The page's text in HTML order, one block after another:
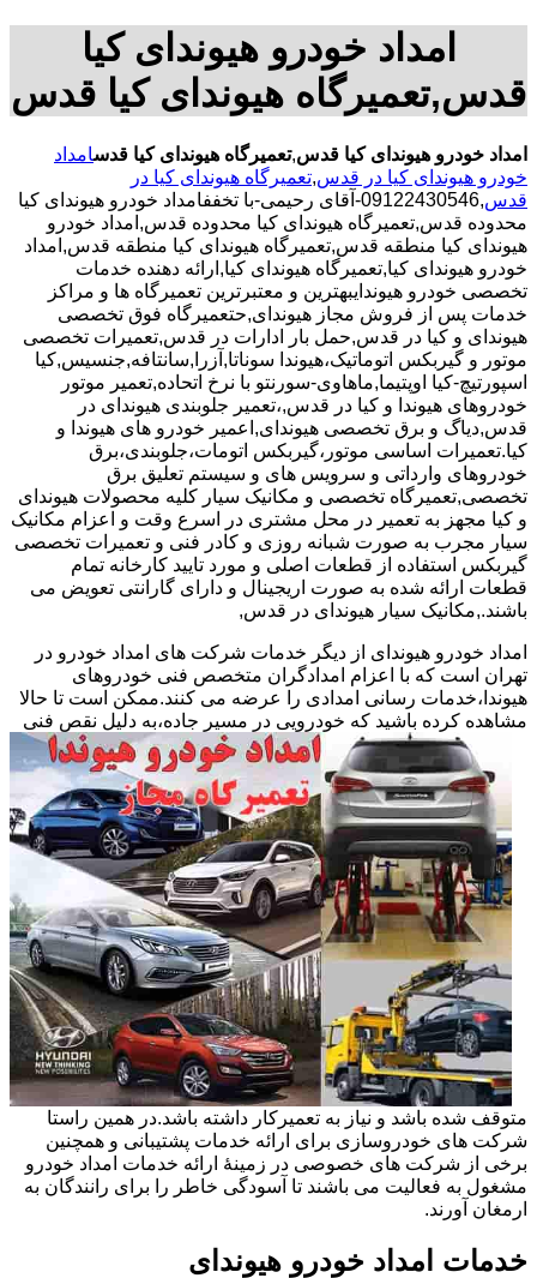
امداد خودرو هیوندای کیا
قدس,تعمیرگاه هیوندای کیا قدس
امداد خودرو هیوندای کیا قدس,تعمیرگاه هیوندای کیا قدسامداد
خودرو هیوندای کیا در قدس,تعمیرگاه هیوندای کیا در
قدس
,09122430546-آقای رحیمی-با تخففامداد خودرو هیوندای کیا
محدوده قدس,تعمیرگاه هیوندای کیا محدوده قدس,امداد خودرو
هیوندای کیا منطقه قدس,تعمیرگاه هیوندای کیا منطقه قدس,امداد
خودرو هیوندای کیا,تعمیرگاه هیوندای کیا,ارائه دهنده خدمات
تخصصی خودرو هیوندایبهترین و معتبرترین تعمیرگاه ها و مراکز
خدمات پس از فروش مجاز هیوندای,حتعمیرگاه فوق تخصصی
هیوندای و کیا در قدس,حمل بار ادارات در قدس,تعمیرات تخصصی
موتور و گیربکس اتوماتیک،هیوندا سوناتا,آزرا,سانتافه,جنسیس,کیا
اسپورتیچ-کیا اوپتیما‌,ماهاوی-سورنتو با نرخ اتحاده,تعمیر موتور
خودروهای هیوندا و کیا در قدس,،تعمیر جلوبندی هیوندای در
قدس,دیاگ و برق تخصصی هیوندای,اعمیر خودرو های هیوندا و
کیا.تعمیرات اساسی موتور،گیربکس اتومات،جلوبندی،برق
خودروهای وارداتی و سرویس های و سیستم تعلیق برق
تخصصی,تعمیرگاه تخصصی و مکانیک سیار کلیه محصولات هیوندای
و کیا مجهز به تعمیر در محل مشتری در اسرع وقت و اعزام مکانیک
سیار مجرب به صورت شبانه روزی و کادر فنی و تعمیرات تخصصی
گیربکس استفاده از قطعات اصلی و مورد تایید کارخانه تمام
قطعات ارائه شده به صورت اریجینال و دارای گارانتی تعویض می
باشند.,مکانیک سیار هیوندای در قدس,
امداد خودرو هیوندای از دیگر خدمات شرکت های امداد خودرو در
تهران است که با اعزام امدادگران متخصص فنی خودروهای
هیوندا،خدمات رسانی امدادی را عرضه می کنند.ممکن است تا حالا
مشاهده کرده باشید که خودرویی در مسیر جاده،به دلیل نقص فنی
متوقف شده باشد و نیاز به تعمیرکار داشته باشد.در همین راستا
شرکت های خودروسازی برای ارائه خدمات پشتیبانی و همچنین
برخی از شرکت های خصوصی در زمینۀ ارائه خدمات امداد خودرو
مشغول به فعالیت می باشند تا آسودگی خاطر را برای رانندگان به
ارمغان آورند.
خدمات امداد خودرو هیوندای